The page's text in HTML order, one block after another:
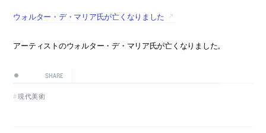
ウォルター・デ・マリア氏が亡くなりました
アーティストのウォルター・デ・マリア氏が亡くなりました。
SHARE
現代美術